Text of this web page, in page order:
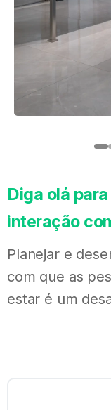
Diga olá para
interação
Planejar e
com que as
estar é um